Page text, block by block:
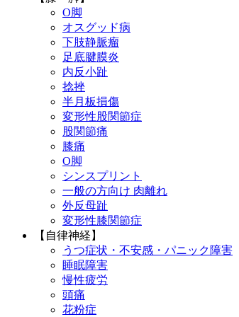
O脚
オスグッド病
下肢静脈瘤
足底腱膜炎
内反小趾
捻挫
半月板損傷
変形性股関節症
股関節痛
膝痛
O脚
シンスプリント
一般の方向け 肉離れ
外反母趾
変形性膝関節症
【自律神経】
うつ症状・不安感・パニック障害
睡眠障害
慢性疲労
頭痛
花粉症